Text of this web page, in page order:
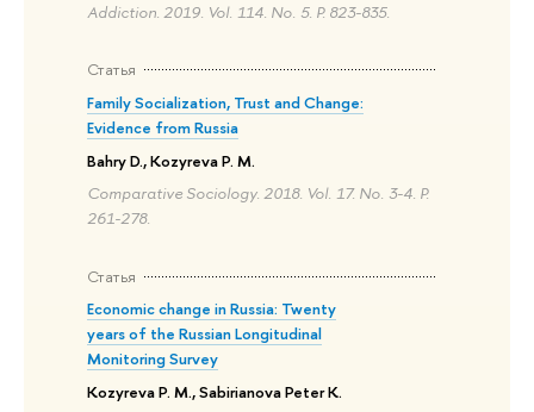
Addiction. 2019. Vol. 114. No. 5. P. 823-835.
Статья
Family Socialization, Trust and Change:
Evidence from Russia
Bahry D., Kozyreva P. M.
Comparative Sociology. 2018. Vol. 17. No. 3-4. P.
261-278.
Статья
Economic change in Russia: Twenty
years of the Russian Longitudinal
Monitoring Survey
Kozyreva P. M., Sabirianova Peter K.